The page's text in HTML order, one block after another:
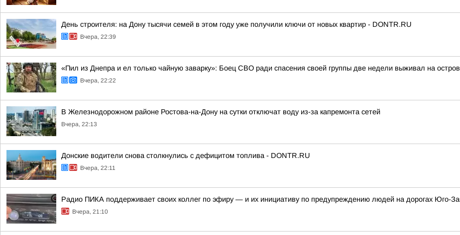
День строителя: на Дону тысячи семей в этом году уже получили ключи от новых квартир - DONTR.RU
Вчера, 22:39
«Пил из Днепра и ел только чайную заварку»: Боец СВО ради спасения своей группы две недели выживал на
Вчера, 22:22
В Железнодорожном районе Ростова-на-Дону на сутки отключат воду из-за капремонта сетей
Вчера, 22:13
Донские водители снова столкнулись с дефицитом топлива - DONTR.RU
Вчера, 22:11
Радио ПИКА поддерживает своих коллег по эфиру — и их инициативу по предупреждению людей на дорогах Юго-
Вчера, 21:10